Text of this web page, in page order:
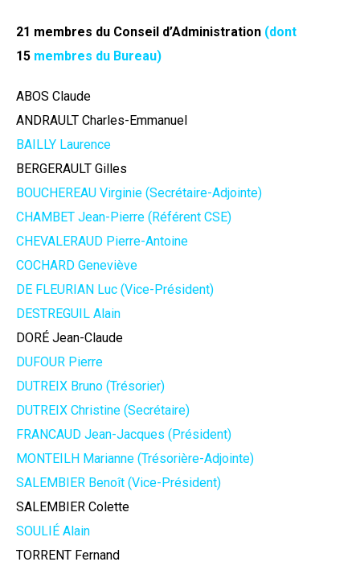
21 membres du Conseil d’Administration (dont
15 membres du Bureau)
ABOS Claude
ANDRAULT Charles-Emmanuel
BAILLY Laurence
BERGERAULT Gilles
BOUCHEREAU Virginie (Secrétaire-Adjointe)
CHAMBET Jean-Pierre (Référent CSE)
CHEVALERAUD Pierre-Antoine
COCHARD Geneviève
DE FLEURIAN Luc (Vice-Président)
DESTREGUIL Alain
DORÉ Jean-Claude
DUFOUR Pierre
DUTREIX Bruno (Trésorier)
DUTREIX Christine (Secrétaire)
FRANCAUD Jean-Jacques (Président)
MONTEILH Marianne (Trésorière-Adjointe)
SALEMBIER Benoît (Vice-Président)
SALEMBIER Colette
SOULIÉ Alain
TORRENT Fernand